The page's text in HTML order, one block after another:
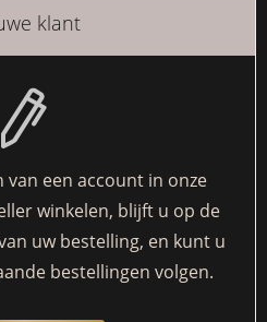
klant
een account in onze
winkelen, blijft u op de
uw bestelling, en kunt u
bestellingen volgen.